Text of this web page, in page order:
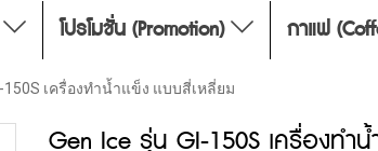
โปรโมชั่น (Promotion) กาแฟ
150S เครื่องทำน้ำแข็ง แบบสี่เหลี่ยม
Gen Ice รุ่น GI-150S เครื่องทำ